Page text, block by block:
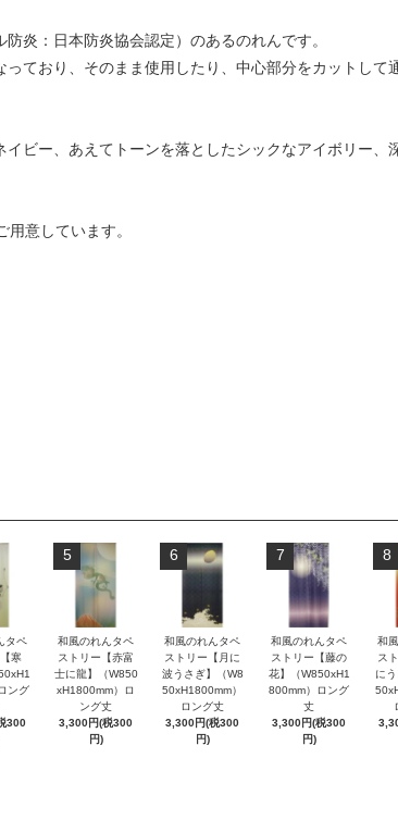
炎：日本防炎協会認定）のあるのれんです。
っており、そのまま使用したり、中心部分をカットして
ビー、あえてトーンを落としたシックなアイボリー、
意しています。
タペ
寒
ング
300
5
和風のれんタペ
ストリー【赤富
士に龍】（W850
xH1800mm）ロ
ング丈
3,300円(税300
円)
6
和風のれんタペ
ストリー【月に
波うさぎ】（W8
50xH1800mm）
ロング丈
3,300円(税300
円)
7
和風のれんタペ
ストリー【藤の
花】（W850xH1
800mm）ロング
丈
3,300円(税300
円)
8
和
ス
に